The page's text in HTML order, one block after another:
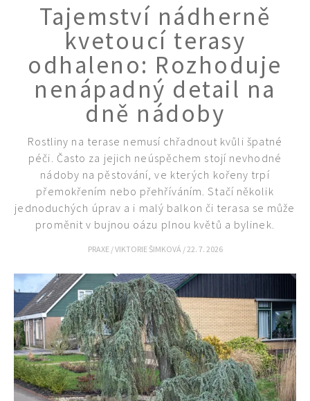
Tajemství nádherně
kvetoucí terasy
odhaleno: Rozhoduje
nenápadný detail na
dně nádoby
Rostliny na terase nemusí chřadnout kvůli špatné
péči. Často za jejich neúspěchem stojí nevhodné
nádoby na pěstování, ve kterých kořeny trpí
přemokřením nebo přehříváním. Stačí několik
jednoduchých úprav a i malý balkon či terasa se může
proměnit v bujnou oázu plnou květů a bylinek.
PRAXE /VIKTORIE ŠIMKOVÁ / 22. 7. 2026